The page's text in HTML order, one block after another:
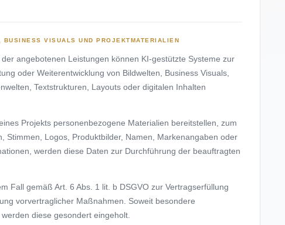
VISUALS UND PROJEKTMATERIALIEN
angebotenen Leistungen können KI-gestützte Systeme zur
oder Weiterentwicklung von Bildwelten, Business Visuals,
Textstrukturen, Layouts oder digitalen Inhalten
Projekts personenbezogene Materialien bereitstellen, zum
Stimmen, Logos, Produktbilder, Namen, Markenangaben oder
werden diese Daten zur Durchführung der beauftragten
Fall gemäß Art. 6 Abs. 1 lit. b DSGVO zur Vertragserfüllung
vorvertraglicher Maßnahmen. Soweit besondere
diese gesondert eingeholt.